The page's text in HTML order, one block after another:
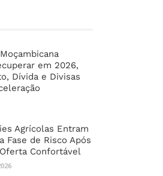
em 2026,
Dívida e Divisas
Agrícolas Entram
Fase de Risco Após
Confortável